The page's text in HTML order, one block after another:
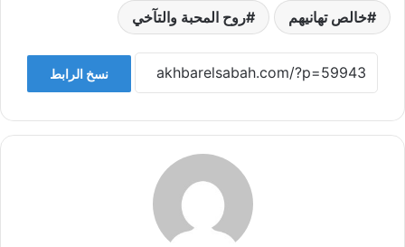
خالص تهانيهم روح المحبة والتآخي
نسخ الرابط